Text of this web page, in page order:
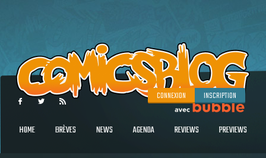
CONNEXION INSCRIPTION
HOME BRÈVES NEWS AGENDA REVIEWS PREVIEWS